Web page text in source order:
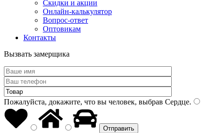
Скидки и акции
Онлайн-калькулятор
Вопрос-ответ
Оптовикам
Контакты
Вызвать замерщика
Пожалуйста, докажите, что вы человек, выбрав Сердце.